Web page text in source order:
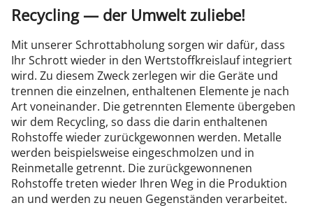
Recycling — der Umwelt zuliebe!
Mit unserer Schrottabholung sorgen wir dafür, dass
Ihr Schrott wieder in den Wertstoffkreislauf integriert
wird. Zu diesem Zweck zerlegen wir die Geräte und
trennen die einzelnen, enthaltenen Elemente je nach
Art voneinander. Die getrennten Elemente übergeben
wir dem Recycling, so dass die darin enthaltenen
Rohstoffe wieder zurückgewonnen werden. Metalle
werden beispielsweise eingeschmolzen und in
Reinmetalle getrennt. Die zurückgewonnenen
Rohstoffe treten wieder Ihren Weg in die Produktion
an und werden zu neuen Gegenständen verarbeitet.